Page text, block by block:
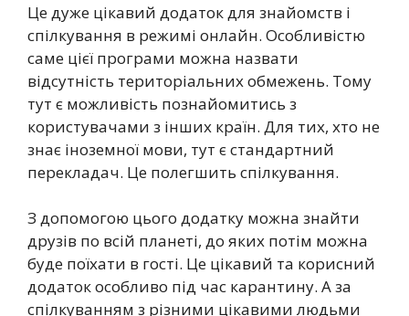
Це дуже цікавий додаток для знайомств і
спілкування в режимі онлайн. Особливістю
саме цієї програми можна назвати
відсутність територіальних обмежень. Тому
тут є можливість познайомитись з
користувачами з інших країн. Для тих, хто не
знає іноземної мови, тут є стандартний
перекладач. Це полегшить спілкування.
З допомогою цього додатку можна знайти
друзів по всій планеті, до яких потім можна
буде поїхати в гості. Це цікавий та корисний
додаток особливо під час карантину. А за
спілкуванням з різними цікавими людьми